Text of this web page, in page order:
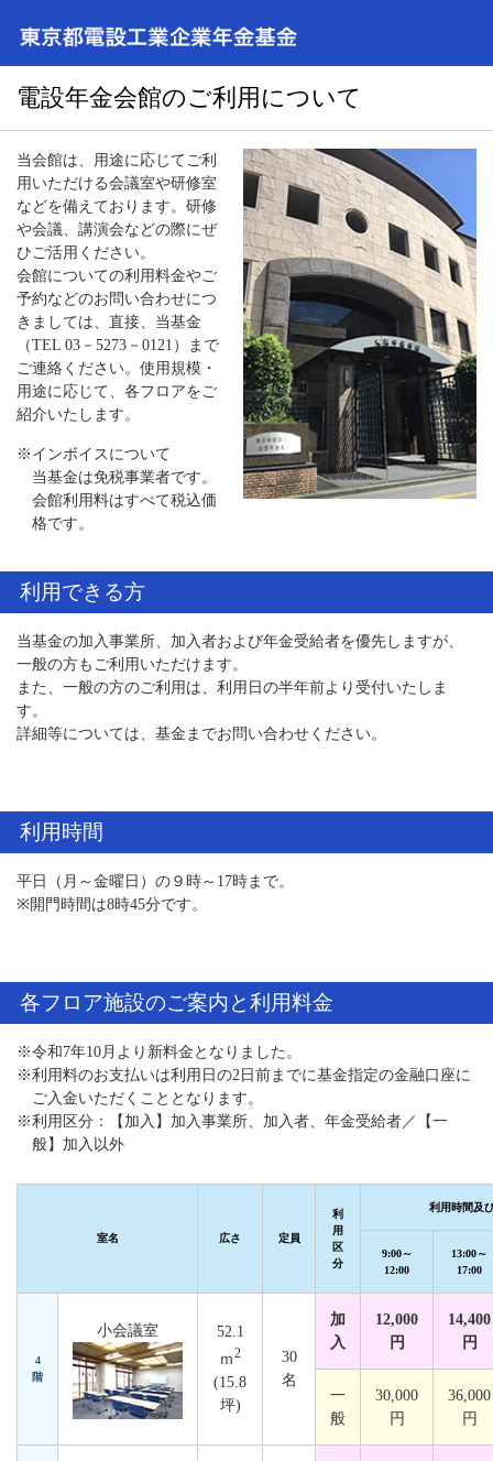
電設年金会館のご利用について
当会館は、用途に応じてご利
用いただける会議室や研修室
などを備えております。研修
や会議、講演会などの際にぜ
ひご活用ください。
会館についての利用料金やご
予約などのお問い合わせにつ
きましては、直接、当基金
（TEL 03－5273－0121）まで
ご連絡ください。使用規模・
用途に応じて、各フロアをご
紹介いたします。
※インボイスについて
当基金は免税事業者です。
会館利用料はすべて税込価
格です。
利用できる方
当基金の加入事業所、加入者および年金受給者を優先しますが、
一般の方もご利用いただけます。
また、一般の方のご利用は、利用日の半年前より受付いたしま
す。
詳細等については、基金までお問い合わせください。
利用時間
平日（月～金曜日）の９時～17時まで。
※開門時間は8時45分です。
各フロア施設のご案内と利用料金
※令和7年10月より新料金となりました。
※利用料のお支払いは利用日の2日前までに基金指定の金融口座に
ご入金いただくこととなります。
※利用区分：【加入】加入事業所、加入者、年金受給者／【一
般】加入以外
室名 広さ 定員
利
用
区
分
利用時間及
9:00～
12:00
13:00～
17:00
4
階
小会議室
52.1
ｍ2
(15.8
坪)
30
名
加
入
12,000
円
14,400
円
一
般
30,000
円
36,000
円